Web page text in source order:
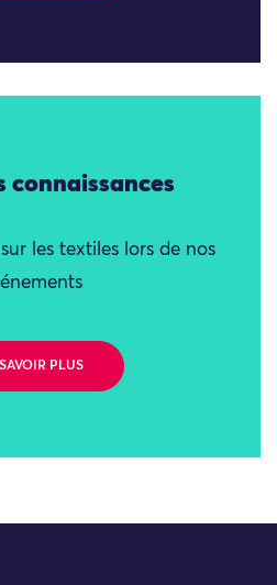
connaissances
les textiles lors de nos
PLUS